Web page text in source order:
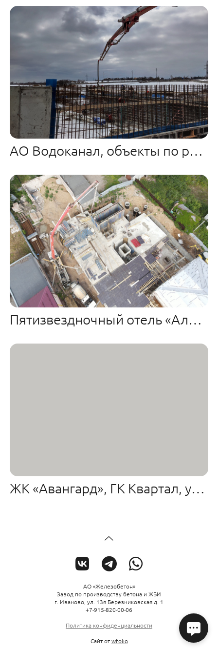
АО Водоканал, объекты по региону
Пятизвездночный отель «Алхимик» на ул. 10 Августа
ЖК «Авангард», ГК Квартал, ул. Жарова
АО «Железобетон»
Завод по производству бетона и ЖБИ
г. Иваново, ул. 13я Березниковская д. 1
+7-915-820-00-06
Политика конфиденциальности
Сайт отwfolio